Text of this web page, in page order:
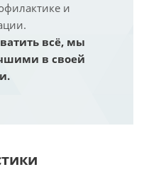
и
всё, мы
в своей